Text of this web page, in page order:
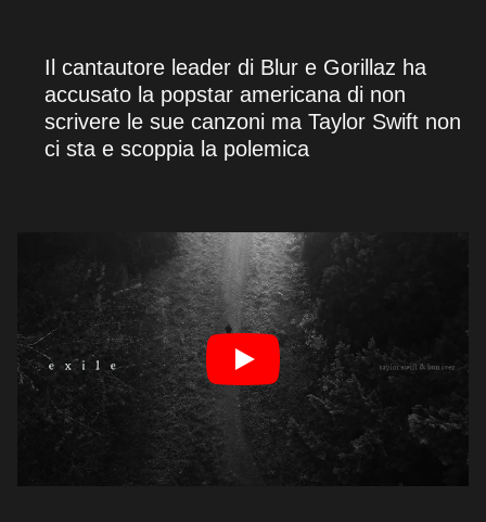
Il cantautore leader di Blur e Gorillaz ha
accusato la popstar americana di non
scrivere le sue canzoni ma Taylor Swift non
ci sta e scoppia la polemica